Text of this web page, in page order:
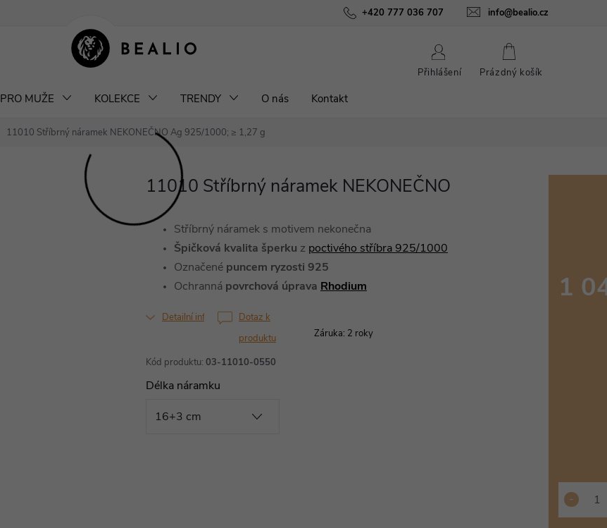
+420 777 036 707 info@bealio.cz
Podmínky ochrany osobních údajů O nás Péče o šperky
Přihlášení
NÁKUPNÍ
Prázdný košík
PRO MUŽE KOLEKCE TRENDY O nás Kontakt
11010 Stříbrný náramek NEKONEČNO Ag 925/1000; ≥ 1,27 g
11010 Stříbrný náramek NEKONEČNO
Kód produktu: 03-11010-0550
Stříbrný náramek s motivem nekonečna
Špičková kvalita šperku z poctivého stříbra 925/1000
Označené puncem ryzosti 925
Ochranná povrchová úprava Rhodium
Detailní informace
Délka náramku
1
Dotaz k
produktu
Záruka: 2 roky